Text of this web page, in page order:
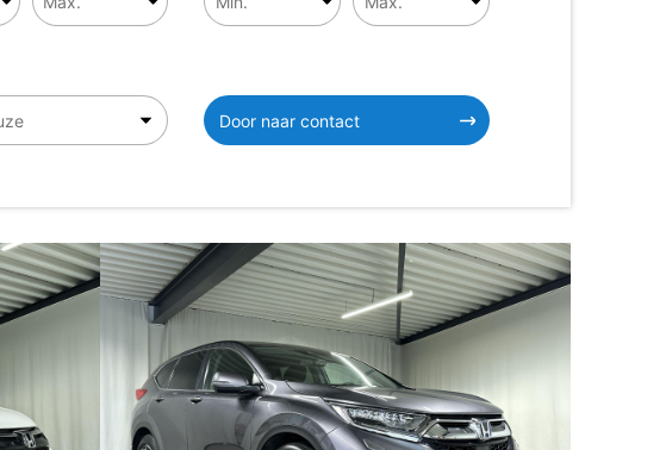
Door naar contact